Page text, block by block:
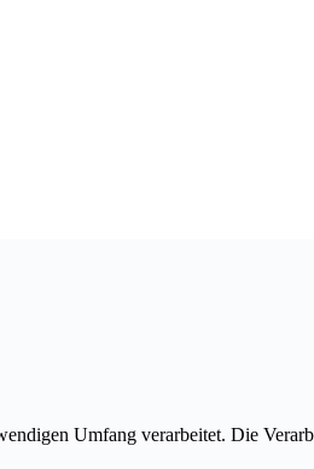
Umfang verarbeitet. Die